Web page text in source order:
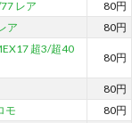
レア
80円
ア 80円
超3/超40
80円
80円
モ
80円